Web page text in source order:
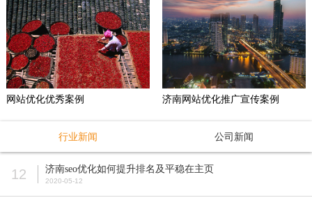
网站优化优秀案例 济南网站优化推广宣传案例
行业新闻 公司新闻
12 济南seo优化如何提升排名及平稳在主页
2020-05-12